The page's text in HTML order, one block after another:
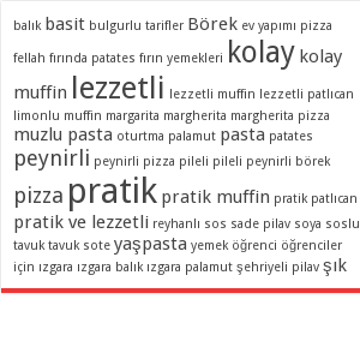
balık basit bulgurlu tarifler Börek ev yapımı pizza
fellah fırında patates fırın yemekleri kolay kolay
muffin lezzetli lezzetli muffin lezzetli patlıcan
limonlu muffin margarita margherita margherita pizza
muzlu pasta oturtma palamut pasta patates
peynirli peynirli pizza pileli pileli peynirli börek
pizza pratik pratik muffin pratik patlıcan
pratik ve lezzetli reyhanlı sos sade pilav soya soslu
tavuk tavuk sote yaşpasta yemek öğrenci öğrenciler
için ızgara ızgara balık ızgara palamut şehriyeli pilav şık